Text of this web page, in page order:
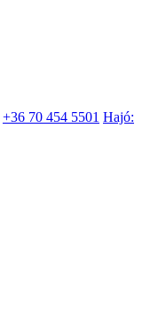
+36 70 454 5501 Hajó: